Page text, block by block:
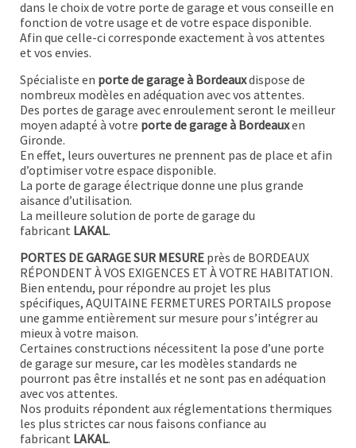
dans le choix de votre porte de garage et vous conseille en
fonction de votre usage et de votre espace disponible.
Afin que celle-ci corresponde exactement à vos attentes
et vos envies.
Spécialiste en porte de garage à Bordeauxdispose de
nombreux modèles en adéquation avec vos attentes.
Des portes de garage avec enroulement seront le meilleur
moyen adapté à votre porte de garage à Bordeauxen
Gironde.
En effet, leurs ouvertures ne prennent pas de place et afin
d’optimiser votre espace disponible.
La porte de garage électrique donne une plus grande
aisance d’utilisation.
La meilleure solution de porte de garage du
fabricant LAKAL.
PORTES DE GARAGE SUR MESURE près de BORDEAUX
RÉPONDENT À VOS EXIGENCES ET À VOTRE HABITATION.
Bien entendu, pour répondre au projet les plus
spécifiques, AQUITAINE FERMETURES PORTAILS propose
une gamme entièrement sur mesure pour s’intégrer au
mieux à votre maison.
Certaines constructions nécessitent la pose d’une porte
de garage sur mesure, car les modèles standards ne
pourront pas être installés et ne sont pas en adéquation
avec vos attentes.
Nos produits répondent aux réglementations thermiques
les plus strictes car nous faisons confiance au
fabricant LAKAL.